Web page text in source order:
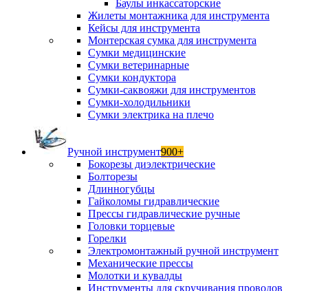
Баулы инкассаторские
Жилеты монтажника для инструмента
Кейсы для инструмента
Монтерская сумка для инструмента
Сумки медицинские
Сумки ветеринарные
Сумки кондуктора
Сумки-саквояжи для инструментов
Сумки-холодильники
Сумки электрика на плечо
Ручной инструмент900+
Бокорезы диэлектрические
Болторезы
Длинногубцы
Гайколомы гидравлические
Прессы гидравлические ручные
Головки торцевые
Горелки
Электромонтажный ручной инструмент
Механические прессы
Молотки и кувалды
Инструменты для скручивания проводов